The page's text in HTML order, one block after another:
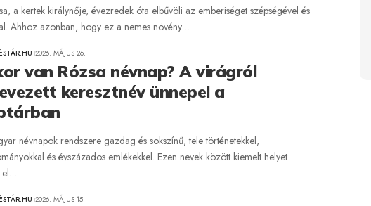
a kertek királynője, évezredek óta elbűvöli az emberiséget szépségével és
Ahhoz azonban, hogy ez a nemes növény…
2026. MÁJUS 26.
van Rózsa névnap? A virágról
keresztnév ünnepei a
névnapok rendszere gazdag és sokszínű, tele történetekkel,
és évszázados emlékekkel. Ezen nevek között kiemelt helyet
el…
2026. MÁJUS 15.